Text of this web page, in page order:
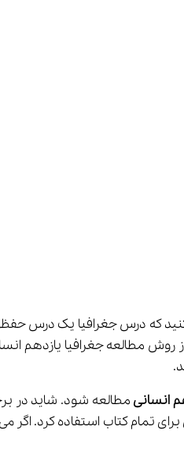
طور تصور کنید که درس جغرافیا یک
مطالعه جغرافیا یازدهم
انسانی مطالعه شود. شاید در